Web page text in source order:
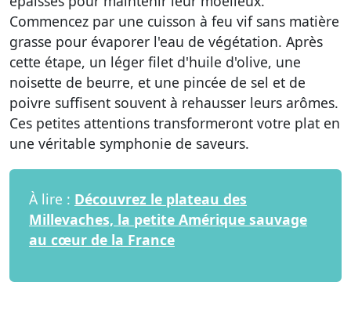
Commencez par une cuisson à feu vif sans matière
grasse pour évaporer l'eau de végétation. Après
cette étape, un léger filet d'huile d'olive, une
noisette de beurre, et une pincée de sel et de
poivre suffisent souvent à rehausser leurs arômes.
Ces petites attentions transformeront votre plat en
une véritable symphonie de saveurs.
À lire : Découvrez le plateau des
Millevaches, la petite Amérique sauvage
au cœur de la France